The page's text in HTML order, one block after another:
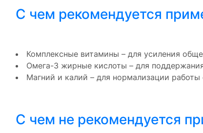
С чем рекомендуется
Комплексные витамины – для усиления
Омега-3 жирные кислоты – для
Магний и калий – для нормализации работы
С чем не рекомендуется